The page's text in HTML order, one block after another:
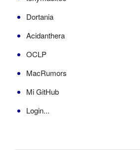
Dortania
Acidanthera
OCLP
MacRumors
Mi GitHub
Login...